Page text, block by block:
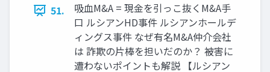
51.
吸血M&A = 現金を引っこ抜くM&A手
口 ルシアンHD事件 ルシアンホールデ
ィングス事件 なぜ有名M&A仲介会社
は 詐欺の片棒を担いだのか？ 被害に
遭わないポイントも解説 【ルシアン